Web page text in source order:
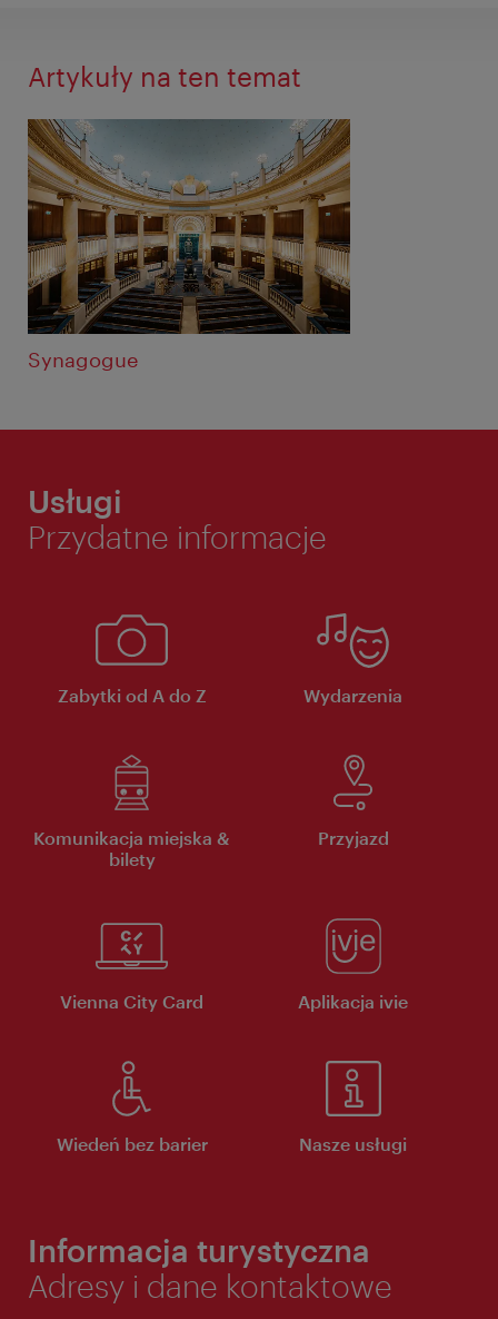
Artykuły na ten temat
Synagogue
Usługi
Przydatne informacje
Zabytki od A do Z Wydarzenia
Komunikacja miejska &
bilety
Przyjazd
Vienna City Card Aplikacja ivie
Wiedeń bez barier Nasze usługi
Informacja turystyczna
Adresy i dane kontaktowe